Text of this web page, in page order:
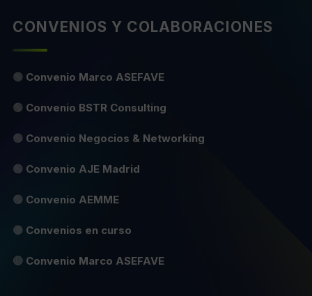
CONVENIOS Y COLABORACIONES
🟢 Convenio Marco ASEFAVE
🟢 Convenio BSTR Consulting
🟢 Convenio Negocios & Networking
🟢 Convenio AJE Madrid
🟢 Convenio AEMME
🟡 Convenios en curso
🔴 Convenio Marco ASEFAVE